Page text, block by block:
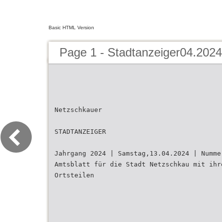
Basic HTML Version
Page 1 - Stadtanzeiger04.2024
Netzschkauer
STADTANZEIGER
Jahrgang 2024 | Samstag,13.04.2024 |
Amtsblatt für die Stadt Netzschkau mit
Ortsteilen